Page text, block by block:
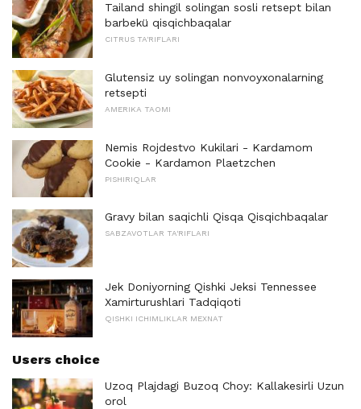
Tailand shingil solingan sosli retsept bilan
barbekü qisqichbaqalar
CITRUS TA'RIFLARI
Glutensiz uy solingan nonvoyxonalarning
retsepti
AMERIKA TAOMI
Nemis Rojdestvo Kukilari - Kardamom
Cookie - Kardamon Plaetzchen
PISHIRIQLAR
Gravy bilan saqichli Qisqa Qisqichbaqalar
SABZAVOTLAR TA'RIFLARI
Jek Doniyorning Qishki Jeksi Tennessee
Xamirturushlari Tadqiqoti
QISHKI ICHIMLIKLAR MEXNAT
Users choice
Uzoq Plajdagi Buzoq Choy: Kallakesirli Uzun
orol